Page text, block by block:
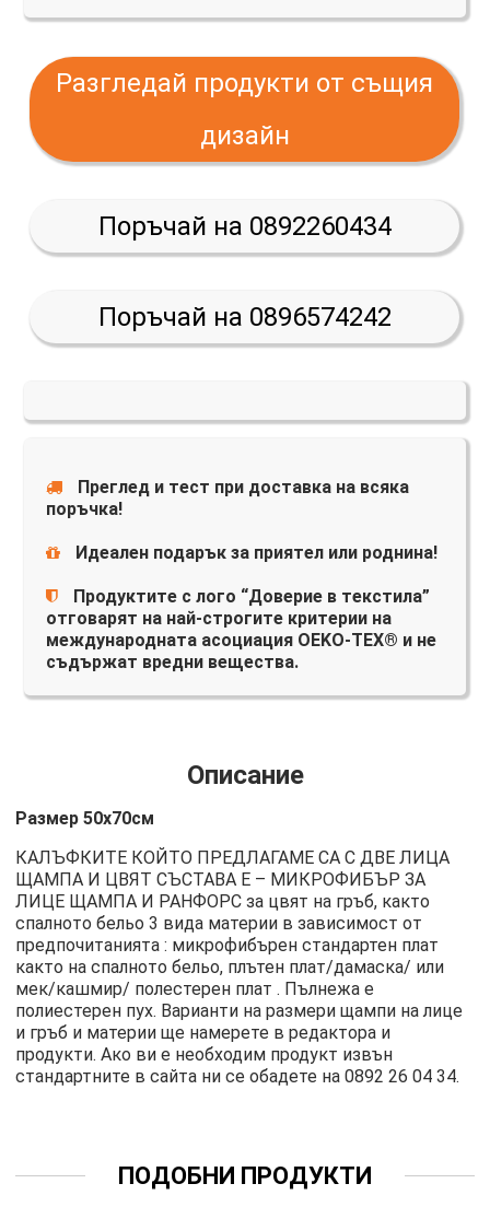
Разгледай продукти от същия
дизайн
Поръчай на 0892260434
Поръчай на 0896574242
Преглед и тест при доставка на всяка
поръчка!
Идеален подарък за приятел или роднина!
Продуктите с лого “Доверие в текстила”
отговарят на най-строгите критерии на
международната асоциация OEKO-TEX® и не
съдържат вредни вещества.
Описание
Размер 50х70см
КАЛЪФКИТЕ КОЙТО ПРЕДЛАГАМЕ СА С ДВЕ ЛИЦА
ЩАМПА И ЦВЯТ СЪСТАВА Е – МИКРОФИБЪР ЗА
ЛИЦЕ ЩАМПА И РАНФОРС за цвят на гръб, както
спалното бельо 3 вида материи в зависимост от
предпочитанията : микрофибърен стандартен плат
както на спалното бельо, плътен плат/дамаска/ или
мек/кашмир/ полестерен плат . Пълнежа е
полиестерен пух. Варианти на размери щампи на лице
и гръб и материи ще намерете в редактора и
продукти. Ако ви е необходим продукт извън
стандартните в сайта ни се обадете на0892 26 04 34.
ПОДОБНИ ПРОДУКТИ